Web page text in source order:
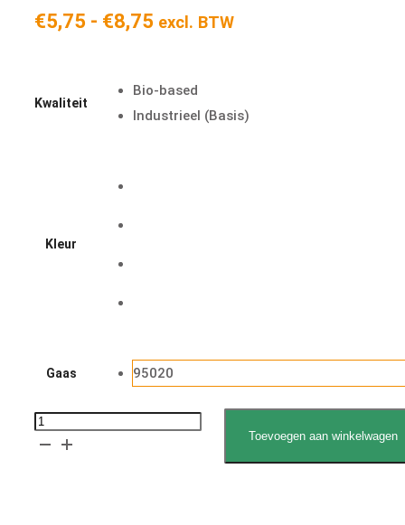
€5,75 - €8,75 Prijsklasse:
€8,75
excl. BTW
Kwaliteit
Bio-based
Industrieel (Basis)
Kleur
Gaas 95020
Glimek
Deegcup
Toevoegen aan winkelwagen